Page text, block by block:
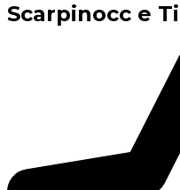
Scarpinocc e